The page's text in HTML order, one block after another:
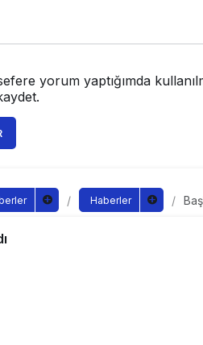
yorum yaptığımda
Haberler
Böcek